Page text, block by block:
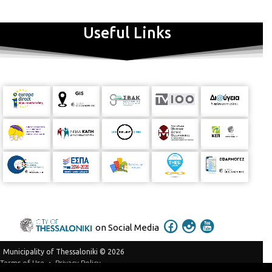
Useful Links
on Social Media
Municipality of Thessaloniki © 2026
Terms of Use
Privacy Policy